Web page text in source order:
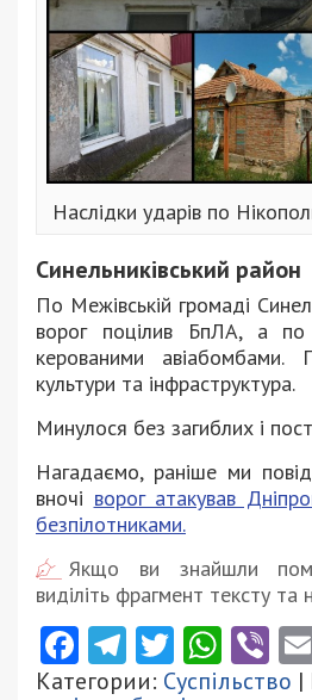
Наслідки ударів по
Синельниківський район
По Межівській громаді
ворог поцілив БпЛА, а по
керованими авіабомбами.
культури та інфраструктура.
Минулося без загиблих і
Нагадаємо, раніше ми
вночі ворог атакував
безпілотниками.
Якщо ви знайшли
виділіть фрагмент тексту та
Facebook
Telegram
Twitter
Категории: Суспільство |